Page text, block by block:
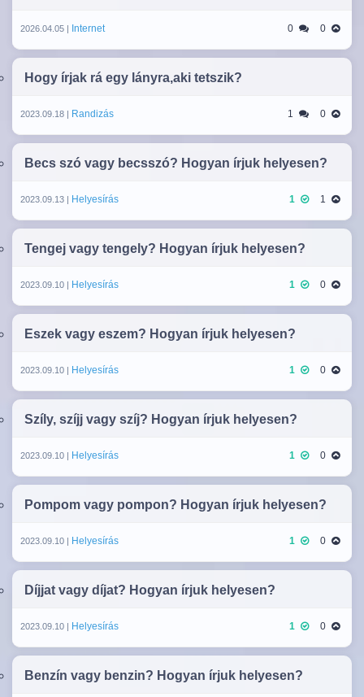
2026.04.05 | Internet 0 0
Hogy írjak rá egy lányra,aki tetszik?
2023.09.18 | Randizás 1 0
Becs szó vagy becsszó? Hogyan írjuk helyesen?
2023.09.13 | Helyesírás 1 1
Tengej vagy tengely? Hogyan írjuk helyesen?
2023.09.10 | Helyesírás 1 0
Eszek vagy eszem? Hogyan írjuk helyesen?
2023.09.10 | Helyesírás 1 0
Szíly, szíjj vagy szíj? Hogyan írjuk helyesen?
2023.09.10 | Helyesírás 1 0
Pompom vagy pompon? Hogyan írjuk helyesen?
2023.09.10 | Helyesírás 1 0
Díjjat vagy díjat? Hogyan írjuk helyesen?
2023.09.10 | Helyesírás 1 0
Benzín vagy benzin? Hogyan írjuk helyesen?